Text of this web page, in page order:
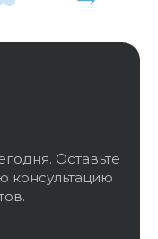
Оставьте
консультацию